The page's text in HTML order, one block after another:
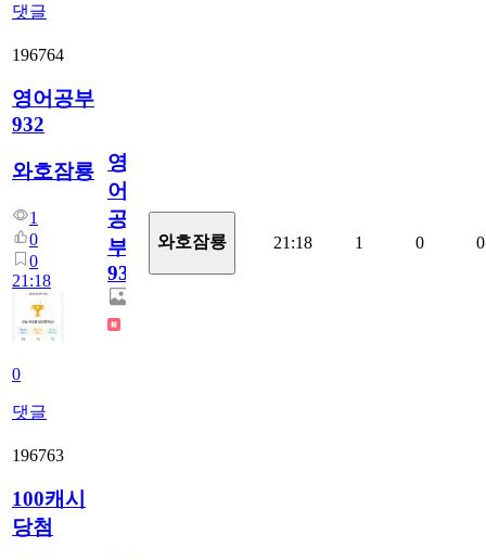
댓글
196764
영어공부
932
와호잠룡
1
0
0
21:18
0
댓글
영
어
공
부
932
와호잠룡 21:18 1 0 0
196763
100캐시
당첨